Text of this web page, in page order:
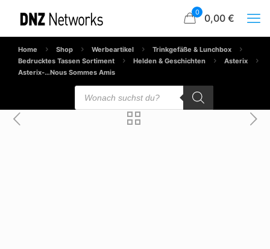
0 0,00 €
Home Shop Werbeartikel
Trinkgefäße & Lunchbox
Bedrucktes Tassen Sortiment
Helden & Geschichten
Asterix
Asterix-…Nous Sommes Amis
Products
search